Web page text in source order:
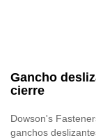
Gancho
cierre
Dowson's
ganchos